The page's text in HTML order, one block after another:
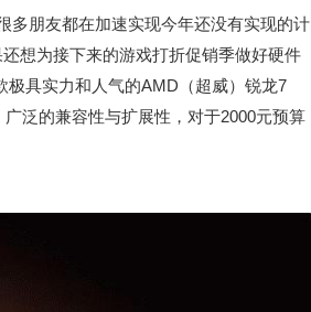
多朋友都在加速实现今年还没有实现的计
想为接下来的游戏打折促销季做好硬件
具实力和人气的AMD（超威）锐龙7
泛的兼容性与扩展性，对于2000元预算